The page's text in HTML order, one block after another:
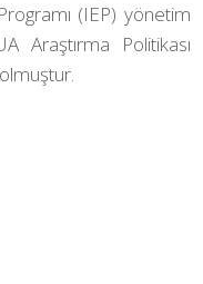
(IEP) yönetim
Araştırma Politikası